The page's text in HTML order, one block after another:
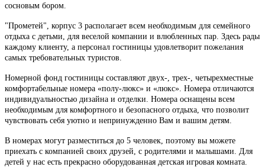
сосновым бором.
"Прометей", корпус 3 располагает всем необходимым для семейного
отдыха с детьми, для веселой компании и влюбленных пар. Здесь рады
каждому клиенту, а персонал гостиницы удовлетворит пожелания
самых требовательных туристов.
Номерной фонд гостиницы составляют двух-, трех-, четырехместные
комфортабельные номера «полу-люкс» и «люкс». Номера отличаются
индивидуальностью дизайна и отделки. Номера оснащены всем
необходимым для комфортного и безопасного отдыха, что позволит
чувствовать себя уютно и непринужденно Вам и вашим детям.
В номерах могут разместиться до 5 человек, поэтому вы можете
приехать с компанией своих друзей, с родителями и малышами. Для
детей у нас есть прекрасно оборудованная детская игровая комната.